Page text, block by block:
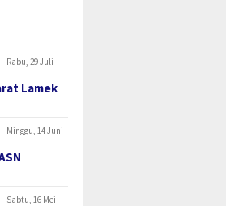
Rabu, 29 Juli
Lamek
Minggu, 14 Juni
Sabtu, 16 Mei